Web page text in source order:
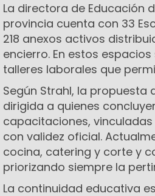
La directora de Educación
provincia cuenta con 33
218 anexos activos
encierro. En estos
talleres laborales que
Según Strahl, la
dirigida a quienes
capacitaciones,
con validez oficial.
cocina, catering y corte y
priorizando siempre la
La continuidad educativa